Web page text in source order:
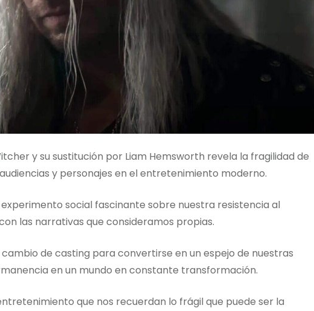
y su sustitución por Liam Hemsworth revela la fragilidad de
y personajes en el entretenimiento moderno.
social fascinante sobre nuestra resistencia al
las narrativas que consideramos propias.
de casting para convertirse en un espejo de nuestras
en un mundo en constante transformación.
que nos recuerdan lo frágil que puede ser la